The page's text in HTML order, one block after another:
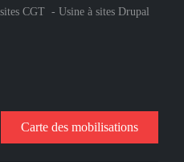
CGT - Usine à sites Drupal
Carte des mobilisations